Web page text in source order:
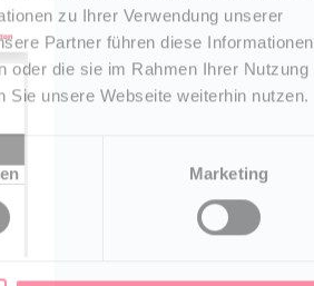
zu Ihrer Verwendung unserer
Partner führen diese Informationen
oder die sie im Rahmen Ihrer Nutzung
unsere Webseite weiterhin nutzen.
Marketing